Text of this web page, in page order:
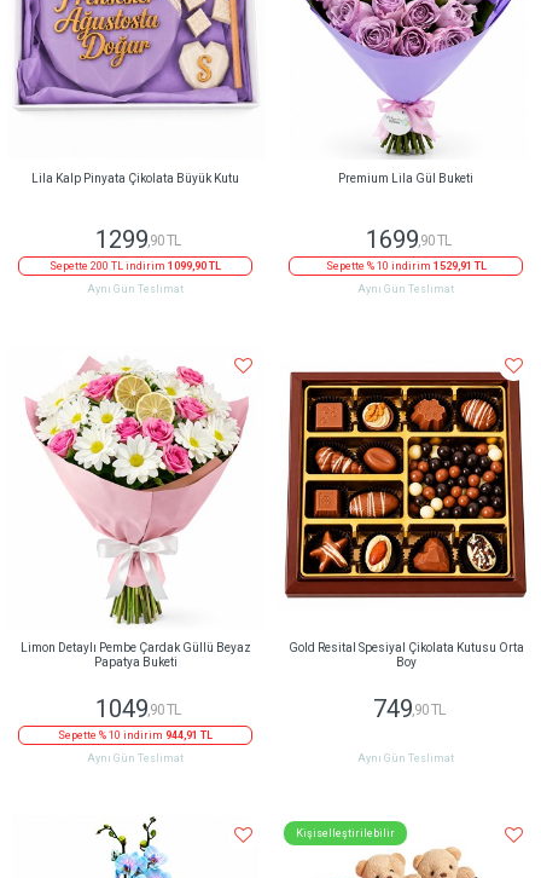
Lila Kalp Pinyata Çikolata Büyük Kutu
1299,90 TL
Sepette 200 TL indirim 1099,90 TL
Aynı Gün Teslimat
Premium Lila Gül Buketi
1699,90 TL
Sepette % 10 indirim 1529,91 TL
Aynı Gün Teslimat
Limon Detaylı Pembe Çardak Güllü Beyaz
Papatya Buketi
1049,90 TL
Sepette % 10 indirim 944,91 TL
Aynı Gün Teslimat
Gold Resital Spesiyal Çikolata Kutusu Orta
Boy
749,90 TL
Aynı Gün Teslimat
Kişiselleştirilebilir